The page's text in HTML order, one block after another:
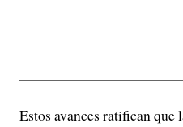
Estos avances ratifican que